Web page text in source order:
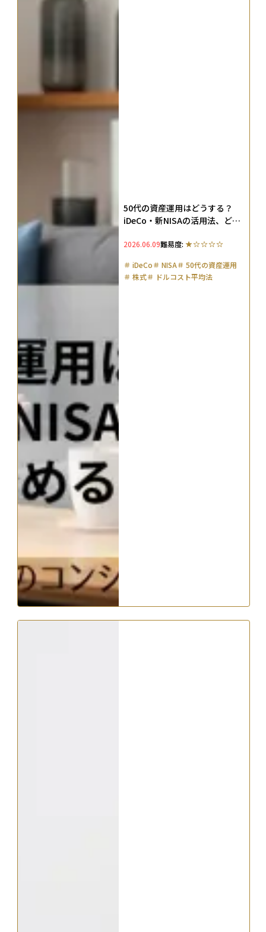
50代の資産運用はどうする？
iDeCo・新NISAの活用法、どっ
2026.06.09難易度:
＃ iDeCo＃ NISA＃ 50代の資産運用
＃ 株式＃ ドルコスト平均法